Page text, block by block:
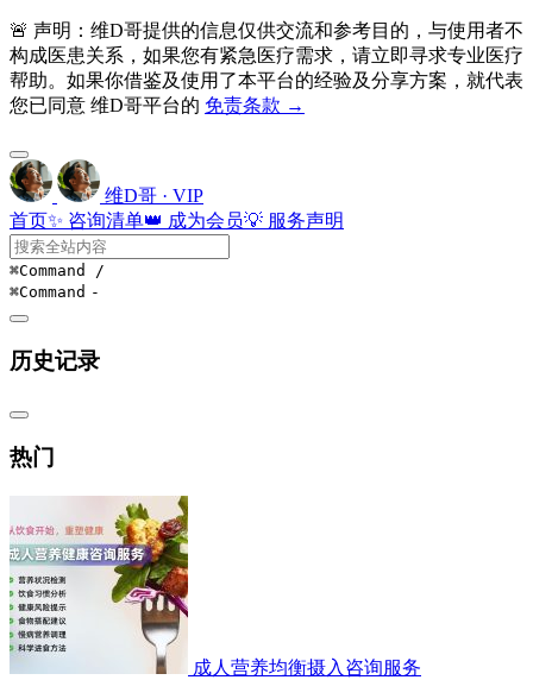
🚨 声明：维D哥提供的信息仅供交流和参考目的，与使用者不
构成医患关系，如果您有紧急医疗需求，请立即寻求专业医疗
帮助。如果你借鉴及使用了本平台的经验及分享方案，就代表
您已同意 维D哥平台的 免责条款 →
维D哥 · VIP
首页✨ 咨询清单👑 成为会员💡 服务声明
⌘Command /
⌘Command -
历史记录
热门
成人营养均衡摄入咨询服务